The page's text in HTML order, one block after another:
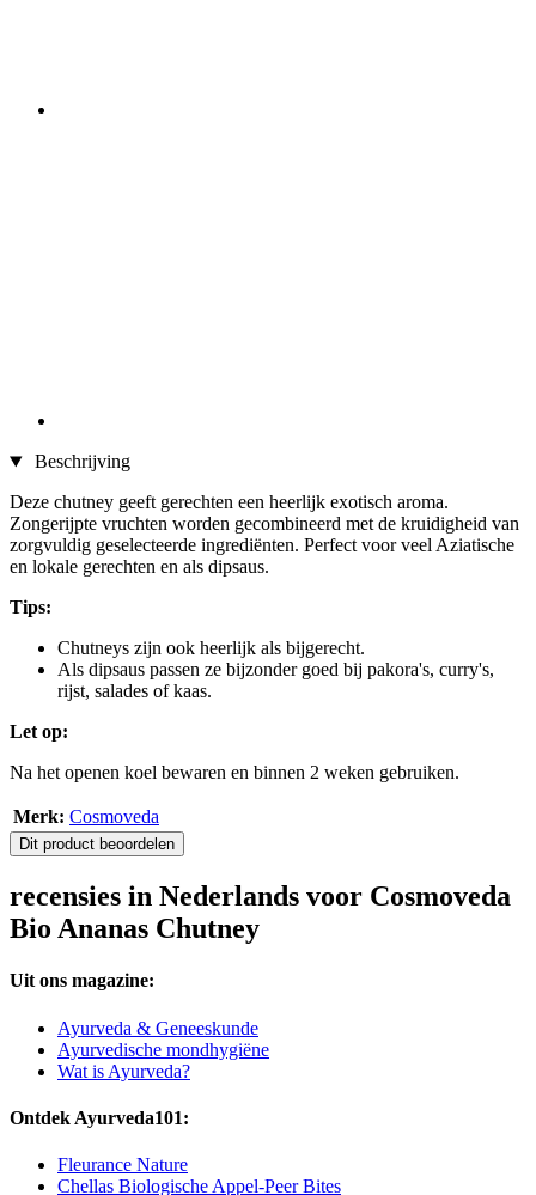
Beschrijving
Deze chutney geeft gerechten een heerlijk exotisch aroma.
Zongerijpte vruchten worden gecombineerd met de kruidigheid van
zorgvuldig geselecteerde ingrediënten. Perfect voor veel Aziatische
en lokale gerechten en als dipsaus.
Tips:
Chutneys zijn ook heerlijk als bijgerecht.
Als dipsaus passen ze bijzonder goed bij pakora's, curry's,
rijst, salades of kaas.
Let op:
Na het openen koel bewaren en binnen 2 weken gebruiken.
Merk: Cosmoveda
Dit product beoordelen
recensies in Nederlands voor Cosmoveda
Bio Ananas Chutney
Uit ons magazine:
Ayurveda & Geneeskunde
Ayurvedische mondhygiëne
Wat is Ayurveda?
Ontdek Ayurveda101:
Fleurance Nature
Chellas Biologische Appel-Peer Bites